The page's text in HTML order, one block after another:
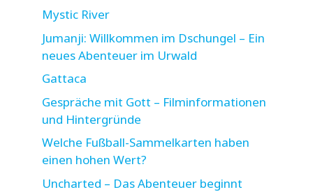
Mystic River
Jumanji: Willkommen im Dschungel – Ein
neues Abenteuer im Urwald
Gattaca
Gespräche mit Gott – Filminformationen
und Hintergründe
Welche Fußball-Sammelkarten haben
einen hohen Wert?
Uncharted – Das Abenteuer beginnt